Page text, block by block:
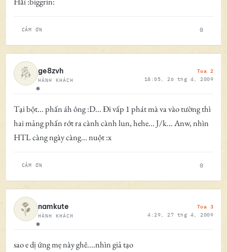
CẢM ƠN 0
Ngoại tuyến
ge8zvh
HÀNH KHÁCH
Toa 2
18:05, 26 thg 4, 2009
Tại bột... phấn áh ông :D... Đi vấp 1 phát mà va vào tường thì
hai mảng phấn rớt ra cành cành lun, hehe... J/k... Anw, nhìn
HTL càng ngày càng... nuột :x
CẢM ƠN 0
Ngoại tuyến
namkute
HÀNH KHÁCH
Toa 3
4:29, 27 thg 4, 2009
sao e dị ứng mẹ này ghê....nhìn giả tạo